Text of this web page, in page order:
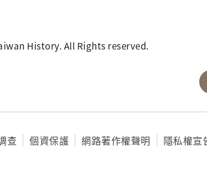
History. All Rights reserved.
查 個資保護 網路著作權聲明 隱私權宣